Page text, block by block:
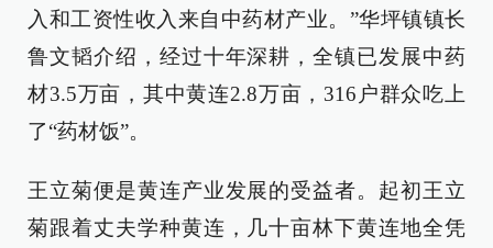
入和工资性收入来自中药材产业。”华坪镇镇长
鲁文韬介绍，经过十年深耕，全镇已发展中药
材3.5万亩，其中黄连2.8万亩，316户群众吃上
了“药材饭”。
王立菊便是黄连产业发展的受益者。起初王立
菊跟着丈夫学种黄连，几十亩林下黄连地全凭